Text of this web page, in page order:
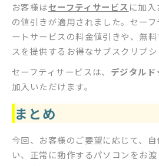
お客様はセーフティサービス に加
の値引きが適用されました。セー
ートサービスの料金値引きや、無
スを提供するお得なサブスクリプシ
セーフティサービスは、 デジタルド
加入いただけます。
まとめ
今回、お客様のご要望に応じて、
い、正常に動作するパソコンをお